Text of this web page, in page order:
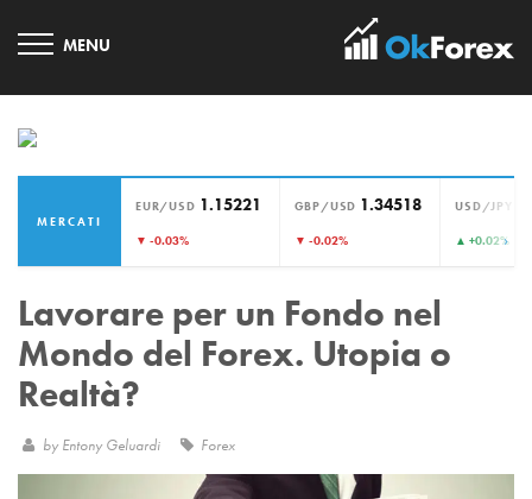
MERCATI
EUR/USD 1.15221
▼ -0.03%
GBP/USD 1.34518
▼ -0.02%
USD/JPY
▲ +0.02%›
Lavorare per un Fondo nel
Mondo del Forex. Utopia o
Realtà?
by Entony Geluardi Forex